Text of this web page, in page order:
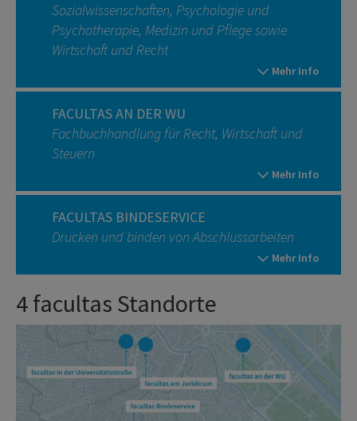
Sozialwissenschaften, Psychologie und
Psychotherapie, Medizin und Pflege sowie
Wirtschaft und Recht
Mehr Info
FACULTAS AN DER WU
Fachbuchhandlung für Recht, Wirtschaft und
Steuern
Mehr Info
FACULTAS BINDESERVICE
Drucken und binden von Abschlussarbeiten
Mehr Info
4 facultas Standorte